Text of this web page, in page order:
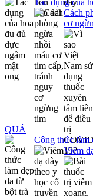
Tác dụng của
Cách
cơ
QUẢ
Công thức làm
Viêm